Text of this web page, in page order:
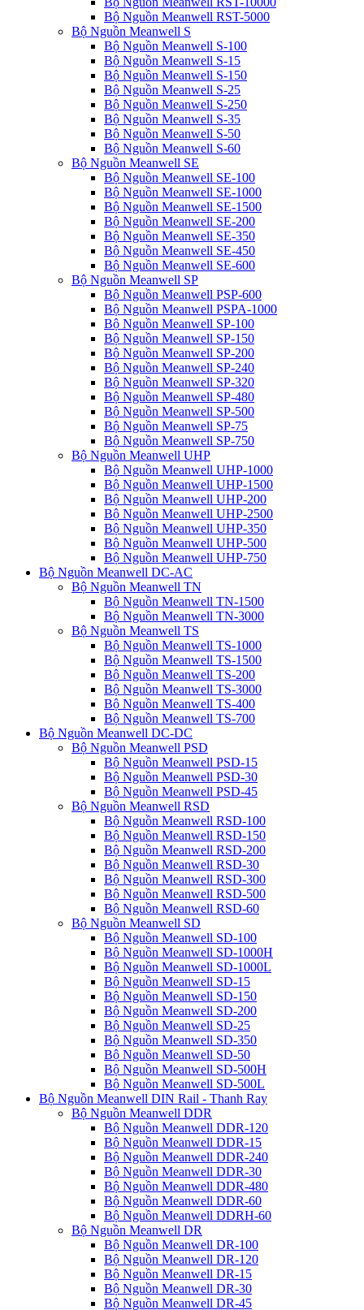
Bộ Nguồn Meanwell RST-5000
Bộ Nguồn Meanwell S
Bộ Nguồn Meanwell S-100
Bộ Nguồn Meanwell S-15
Bộ Nguồn Meanwell S-150
Bộ Nguồn Meanwell S-25
Bộ Nguồn Meanwell S-250
Bộ Nguồn Meanwell S-35
Bộ Nguồn Meanwell S-50
Bộ Nguồn Meanwell S-60
Bộ Nguồn Meanwell SE
Bộ Nguồn Meanwell SE-100
Bộ Nguồn Meanwell SE-1000
Bộ Nguồn Meanwell SE-1500
Bộ Nguồn Meanwell SE-200
Bộ Nguồn Meanwell SE-350
Bộ Nguồn Meanwell SE-450
Bộ Nguồn Meanwell SE-600
Bộ Nguồn Meanwell SP
Bộ Nguồn Meanwell PSP-600
Bộ Nguồn Meanwell PSPA-1000
Bộ Nguồn Meanwell SP-100
Bộ Nguồn Meanwell SP-150
Bộ Nguồn Meanwell SP-200
Bộ Nguồn Meanwell SP-240
Bộ Nguồn Meanwell SP-320
Bộ Nguồn Meanwell SP-480
Bộ Nguồn Meanwell SP-500
Bộ Nguồn Meanwell SP-75
Bộ Nguồn Meanwell SP-750
Bộ Nguồn Meanwell UHP
Bộ Nguồn Meanwell UHP-1000
Bộ Nguồn Meanwell UHP-1500
Bộ Nguồn Meanwell UHP-200
Bộ Nguồn Meanwell UHP-2500
Bộ Nguồn Meanwell UHP-350
Bộ Nguồn Meanwell UHP-500
Bộ Nguồn Meanwell UHP-750
Bộ Nguồn Meanwell DC-AC
Bộ Nguồn Meanwell TN
Bộ Nguồn Meanwell TN-1500
Bộ Nguồn Meanwell TN-3000
Bộ Nguồn Meanwell TS
Bộ Nguồn Meanwell TS-1000
Bộ Nguồn Meanwell TS-1500
Bộ Nguồn Meanwell TS-200
Bộ Nguồn Meanwell TS-3000
Bộ Nguồn Meanwell TS-400
Bộ Nguồn Meanwell TS-700
Bộ Nguồn Meanwell DC-DC
Bộ Nguồn Meanwell PSD
Bộ Nguồn Meanwell PSD-15
Bộ Nguồn Meanwell PSD-30
Bộ Nguồn Meanwell PSD-45
Bộ Nguồn Meanwell RSD
Bộ Nguồn Meanwell RSD-100
Bộ Nguồn Meanwell RSD-150
Bộ Nguồn Meanwell RSD-200
Bộ Nguồn Meanwell RSD-30
Bộ Nguồn Meanwell RSD-300
Bộ Nguồn Meanwell RSD-500
Bộ Nguồn Meanwell RSD-60
Bộ Nguồn Meanwell SD
Bộ Nguồn Meanwell SD-100
Bộ Nguồn Meanwell SD-1000H
Bộ Nguồn Meanwell SD-1000L
Bộ Nguồn Meanwell SD-15
Bộ Nguồn Meanwell SD-150
Bộ Nguồn Meanwell SD-200
Bộ Nguồn Meanwell SD-25
Bộ Nguồn Meanwell SD-350
Bộ Nguồn Meanwell SD-50
Bộ Nguồn Meanwell SD-500H
Bộ Nguồn Meanwell SD-500L
Bộ Nguồn Meanwell DIN Rail - Thanh Ray
Bộ Nguồn Meanwell DDR
Bộ Nguồn Meanwell DDR-120
Bộ Nguồn Meanwell DDR-15
Bộ Nguồn Meanwell DDR-240
Bộ Nguồn Meanwell DDR-30
Bộ Nguồn Meanwell DDR-480
Bộ Nguồn Meanwell DDR-60
Bộ Nguồn Meanwell DDRH-60
Bộ Nguồn Meanwell DR
Bộ Nguồn Meanwell DR-100
Bộ Nguồn Meanwell DR-120
Bộ Nguồn Meanwell DR-15
Bộ Nguồn Meanwell DR-30
Bộ Nguồn Meanwell DR-45